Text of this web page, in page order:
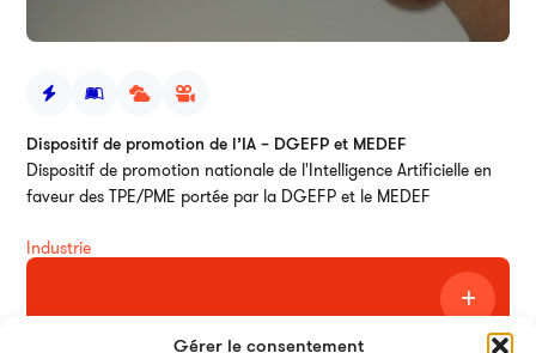
Gérer le consentement
Dispositif de promotion de l’IA – DGEFP et MEDEF
Dispositif de promotion nationale de l'Intelligence Artificielle en
faveur des TPE/PME portée par la DGEFP et le MEDEF
Industrie